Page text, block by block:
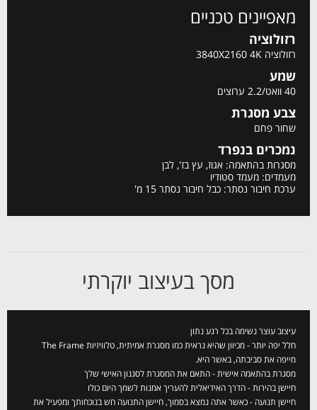
מאפיינים טכניים
רזולוציה
רזולוציה 3840X2160 4K
שמע
40 וואט/2.2 ערוצים
צבע מסגרת
שחור פחם
נמכרים בנפרד
מסגרות בהתאמה: אגוז, עץ בז', לבן
מעמדים: מעמד סטודיו
ערכת חיבור נסתר: כבל חיבור נסתר 15 מ'
מסך בעיצוב יוקרתי
עיצוב עוצר נשימה בכל רגע נתון
חלל יפה יותר - מכיוון שהיא נראית כמו מסגרת אמיתית, טלוויזיות The Frame
מייפה את סביבתה, באשר היא.
מסגרת בהתאמה אישית - התאם את המסגרת לסגנון האישי שלך
חיישן בהירות - הדרך האידיאלית להעריך אמנות לשמך היום כולו
חיישן תנועה - כאשר אתה נמצא בסמוך, חיישן התנועה חש בנוכחותך ומפעיל את